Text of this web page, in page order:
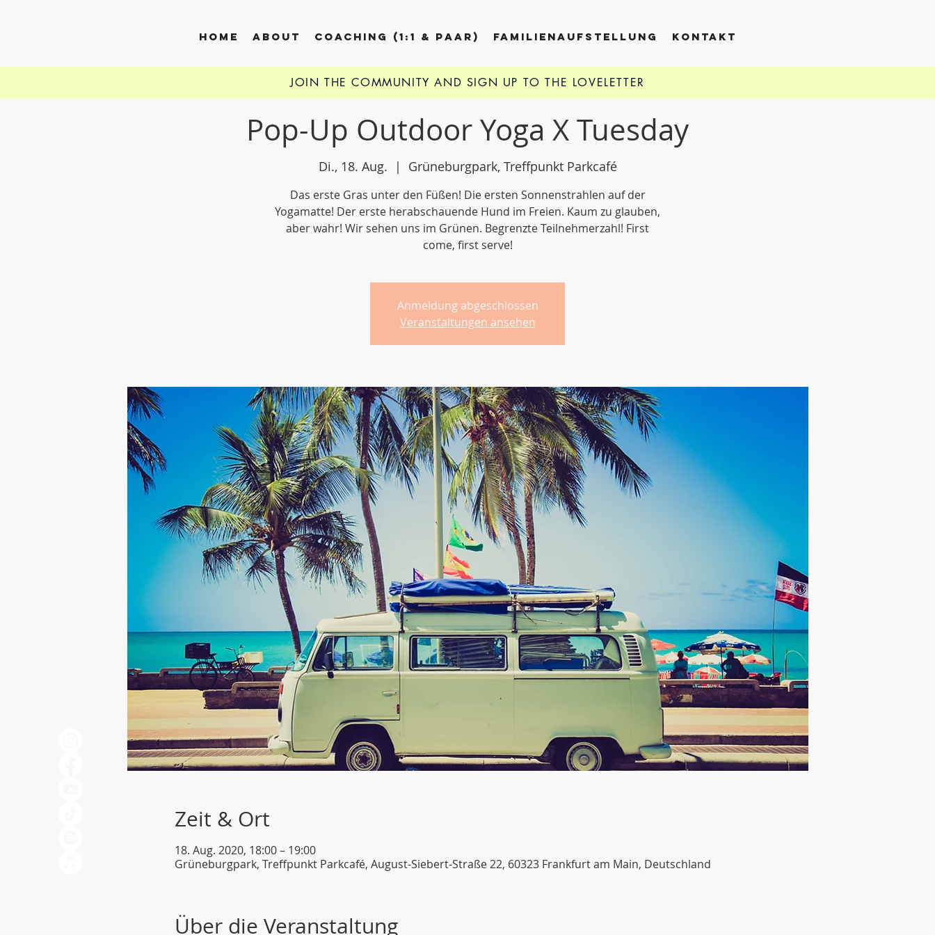
HOME ABOUT COACHING (1:1 & PAAR) FAMILIENAUFSTELLUNG KONTAKT
Pop-Up Outdoor Yoga X Tuesday
Di., 18. Aug.
  |
Grüneburgpark, Treffpunkt Parkcafé
Das erste Gras unter den Füßen! Die ersten Sonnenstrahlen auf der
Yogamatte! Der erste herabschauende Hund im Freien. Kaum zu glauben,
aber wahr! Wir sehen uns im Grünen. Begrenzte Teilnehmerzahl! First
come, first serve!
Anmeldung abgeschlossen
Veranstaltungen ansehen
Zeit & Ort
18. Aug. 2020, 18:00 – 19:00
Grüneburgpark, Treffpunkt Parkcafé, August-Siebert-Straße 22, 60323 Frankfurt am Main, Deutschland
Über die Veranstaltung
JOIN THE COMMUNITY AND SIGN UP TO THE LOVELETTER